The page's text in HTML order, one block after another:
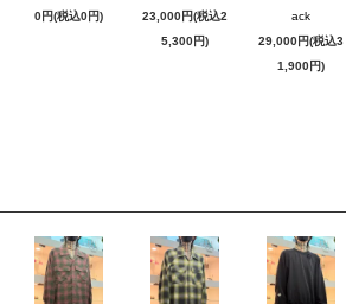
0円(税込0円)
23,000円(税込2
5,300円)
ack
29,000円(税込3
1,900円)